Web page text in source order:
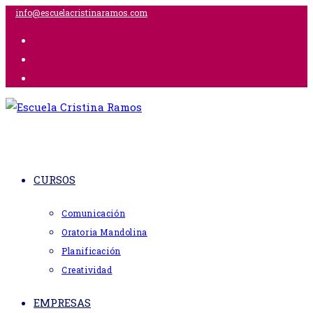
info@escuelacristinaramos.com
CURSOS
Comunicación
Oratoria Mandolina
Planificación
Creatividad
EMPRESAS